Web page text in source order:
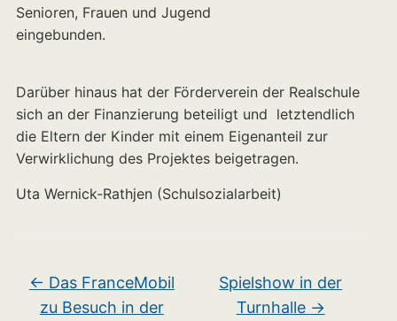
Senioren, Frauen und Jugend
eingebunden.
Darüber hinaus hat der Förderverein der Realschule
sich an der Finanzierung beteiligt und letztendlich
die Eltern der Kinder mit einem Eigenanteil zur
Verwirklichung des Projektes beigetragen.
Uta Wernick-Rathjen (Schulsozialarbeit)
← Das FranceMobil
zu Besuch in der
Spielshow in der
Turnhalle →